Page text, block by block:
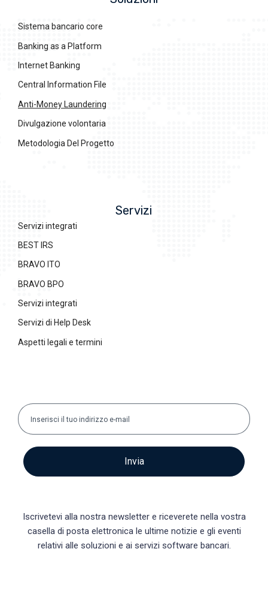
Sistema bancario core
Banking as a Platform
Internet Banking
Central Information File
Anti-Money Laundering
Divulgazione volontaria
Metodologia Del Progetto
Servizi
Servizi integrati
BEST IRS
BRAVO ITO
BRAVO BPO
Servizi integrati
Servizi di Help Desk
Aspetti legali e termini
Invia
Iscrivetevi alla nostra newsletter e riceverete nella vostra
casella di posta elettronica le ultime notizie e gli eventi
relativi alle soluzioni e ai servizi software bancari.